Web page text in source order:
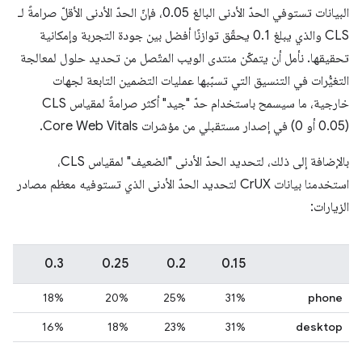
البيانات تستوفي الحدّ الأدنى البالغ 0.05، فإنّ الحدّ الأدنى الأقلّ صرامةً لـ
CLS والذي يبلغ 0.1 يحقّق توازنًا أفضل بين جودة التجربة وإمكانية
تحقيقها. نأمل أن يتمكّن منتدى الويب المتّصل من تحديد حلول لمعالجة
التغيُّرات في التنسيق التي تسبّبها عمليات التضمين التابعة لجهات
(0.05 أو 0) في إصدار مستقبلي من مؤشرات Core Web Vitals.
بالإضافة إلى ذلك، لتحديد الحدّ الأدنى "الضعيف" لمقياس CLS،
استخدمنا بيانات CrUX لتحديد الحدّ الأدنى الذي تستوفيه معظم مصادر
الزيارات:
0.15
0.2
0.25
0.3
phone
31%
25%
20%
18%
desktop
31%
23%
18%
16%